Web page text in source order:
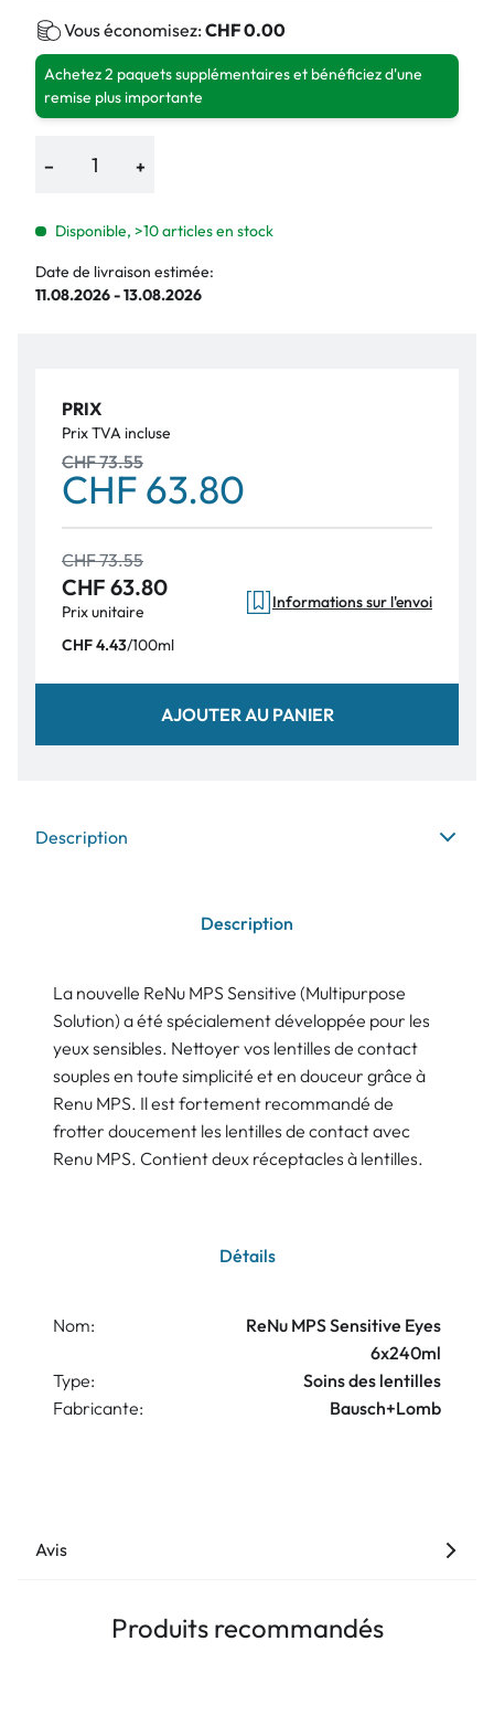
Vous économisez: CHF 0.00
Achetez 2 paquets supplémentaires et bénéficiez d'une
remise plus importante
− +
Disponible, >10 articles en stock
Date de livraison estimée:
11.08.2026 - 13.08.2026
PRIX
Prix TVA incluse
CHF 73.55
CHF 63.80
CHF 73.55
CHF 63.80
Prix unitaire
CHF 4.43/100ml
Informations sur l'envoi
AJOUTER AU PANIER
Description
Description
La nouvelle ReNu MPS Sensitive (Multipurpose
Solution) a été spécialement développée pour les
yeux sensibles. Nettoyer vos lentilles de contact
souples en toute simplicité et en douceur grâce à
Renu MPS. Il est fortement recommandé de
frotter doucement les lentilles de contact avec
Renu MPS. Contient deux réceptacles à lentilles.
Détails
Nom:
ReNu MPS Sensitive Eyes
6x240ml
Type:
Soins des lentilles
Fabricante:
Bausch+Lomb
Avis
Produits recommandés